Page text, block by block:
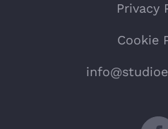
Privacy
Cookie